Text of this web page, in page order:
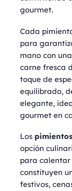
gourmet.
Cada
para
mano con
carne fresca
toque de
equilibrado,
elegante,
gourmet en
Los
opción
para calentar
constituyen
festivos,